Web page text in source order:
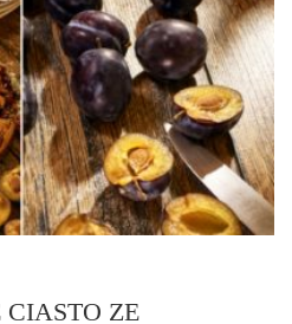
CIASTO ZE